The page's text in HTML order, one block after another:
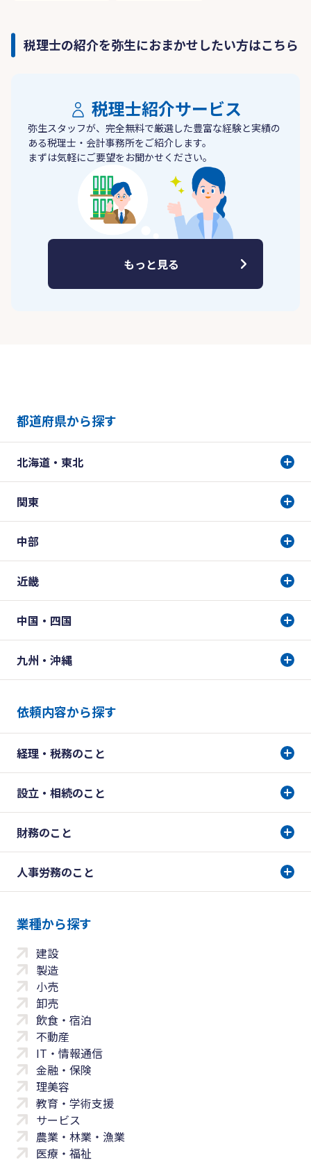
税理士の紹介を弥生におまかせしたい方はこちら
税理士紹介サービス
弥生スタッフが、完全無料で厳選した豊富な経験と実績の
ある税理士・会計事務所をご紹介します。
まずは気軽にご要望をお聞かせください。
もっと見る
都道府県から探す
北海道・東北
関東
中部
近畿
中国・四国
九州・沖縄
依頼内容から探す
経理・税務のこと
設立・相続のこと
財務のこと
人事労務のこと
業種から探す
建設
製造
小売
卸売
飲食・宿泊
不動産
IT・情報通信
金融・保険
理美容
教育・学術支援
サービス
農業・林業・漁業
医療・福祉